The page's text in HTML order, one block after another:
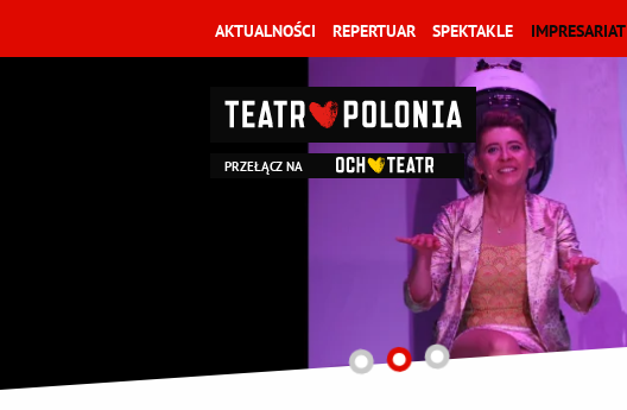
AKTUALNOŚCI REPERTUAR SPEKTAKLE IMPRESARIAT
PRZEŁĄCZ NA